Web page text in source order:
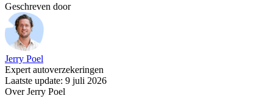
Geschreven door
Jerry Poel
Expert autoverzekeringen
Laatste update: 9 juli 2026
Over Jerry Poel